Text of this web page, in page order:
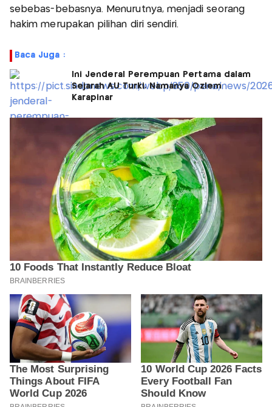
sebebas-bebasnya. Menurutnya, menjadi seorang
hakim merupakan pilihan diri sendiri.
Baca Juga :
Ini Jenderal Perempuan Pertama dalam
Sejarah AU Turki, Namanya Ozlem
Karapinar